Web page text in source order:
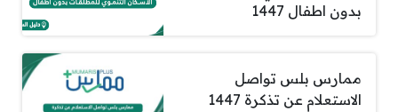
بدون اطفال 1447
ممارس بلس تواصل
الاستعلام عن تذكرة 1447